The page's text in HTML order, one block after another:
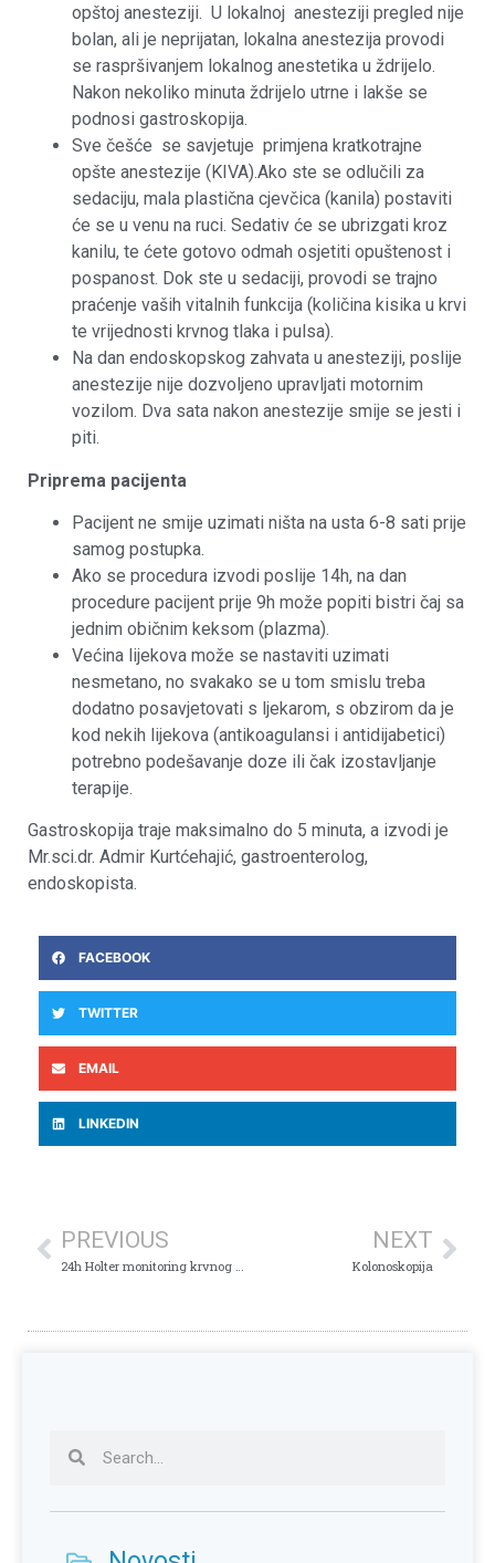
opštoj anesteziji. U lokalnoj anesteziji pregled nije
bolan, ali je neprijatan, lokalna anestezija provodi
se raspršivanjem lokalnog anestetika u ždrijelo.
Nakon nekoliko minuta ždrijelo utrne i lakše se
podnosi gastroskopija.
Sve češće se savjetuje primjena kratkotrajne
opšte anestezije (KIVA).Ako ste se odlučili za
sedaciju, mala plastična cjevčica (kanila) postaviti
će se u venu na ruci. Sedativ će se ubrizgati kroz
kanilu, te ćete gotovo odmah osjetiti opuštenost i
pospanost. Dok ste u sedaciji, provodi se trajno
praćenje vaših vitalnih funkcija (količina kisika u krvi
te vrijednosti krvnog tlaka i pulsa).
Na dan endoskopskog zahvata u anesteziji, poslije
anestezije nije dozvoljeno upravljati motornim
vozilom. Dva sata nakon anestezije smije se jesti i
piti.
Priprema pacijenta
Pacijent ne smije uzimati ništa na usta 6-8 sati prije
samog postupka.
Ako se procedura izvodi poslije 14h, na dan
procedure pacijent prije 9h može popiti bistri čaj sa
jednim običnim keksom (plazma).
Većina lijekova može se nastaviti uzimati
nesmetano, no svakako se u tom smislu treba
dodatno posavjetovati s ljekarom, s obzirom da je
kod nekih lijekova (antikoagulansi i antidijabetici)
potrebno podešavanje doze ili čak izostavljanje
terapije.
Gastroskopija traje maksimalno do 5 minuta, a izvodi je
Mr.sci.dr. Admir Kurtćehajić, gastroenterolog,
endoskopista.
FACEBOOK
TWITTER
EMAIL
LINKEDIN
PREVIOUS NEXT
Kolonoskopija